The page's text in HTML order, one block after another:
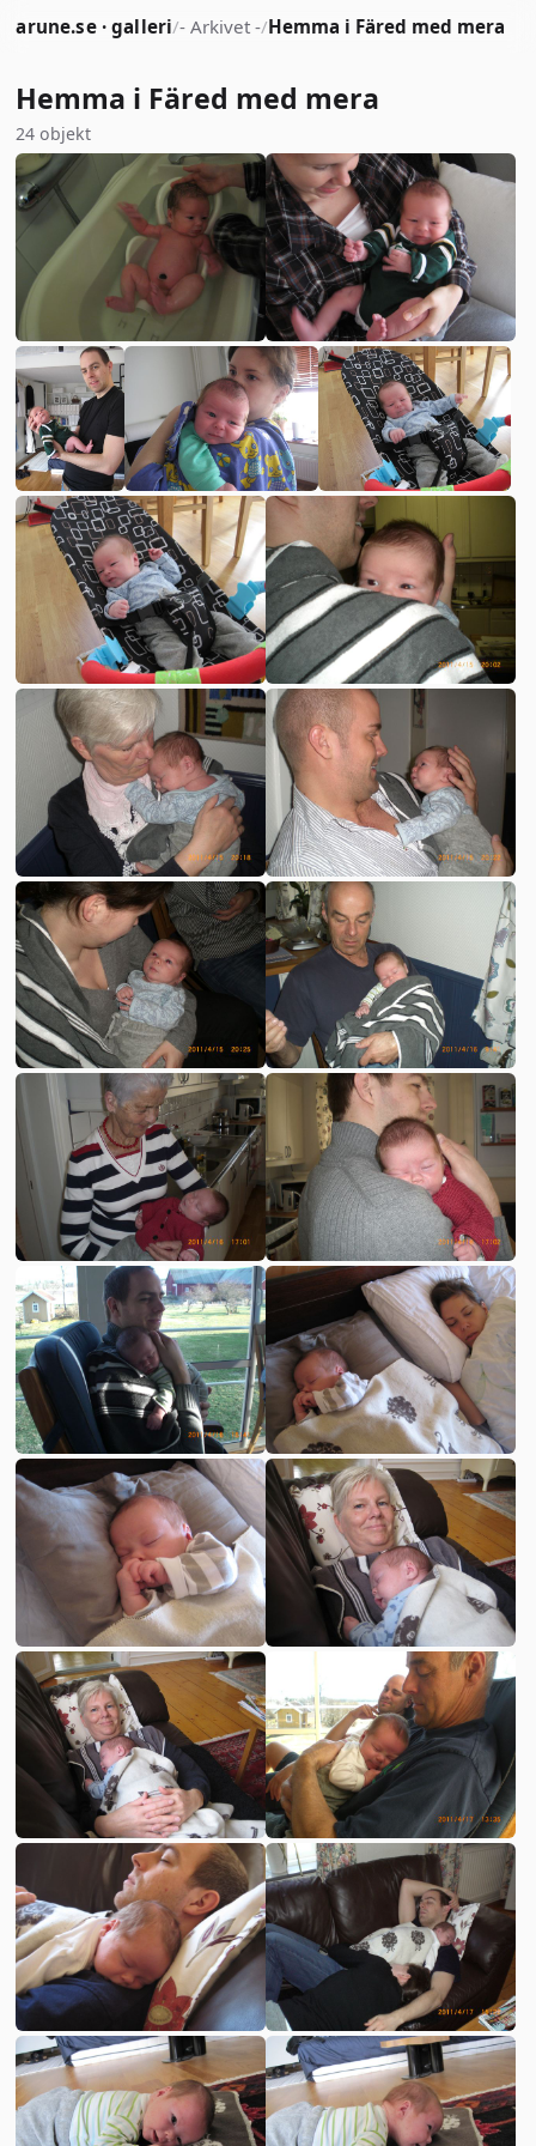
arune.se · galleri/- Arkivet -/Hemma i Färed med mera
Hemma i Färed med mera
24 objekt